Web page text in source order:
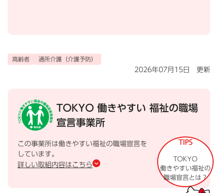
高齢者 通所介護（介護予防）
2026年07月15日 更新
TOKYO 働きやすい 福祉の職場
宣言事業所
この事業所は働きやすい福祉の職場宣言を
しています。
詳しい取組内容はこちら
TIPS
TOKYO
働きやすい福祉の
職場宣言とは？